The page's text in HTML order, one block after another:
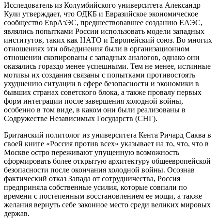
Исследователь из Колумбийского университета Александр
Кули утверждает, что ОДКБ и Евразийское экономическое
сообщество ЕврАзЭС, предшествовавшее созданию ЕАЭС,
являлись попытками России использовать модели западных
институтов, таких как НАТО и Европейский союз. Во многих
отношениях эти объединения были в организационном
отношении скопированы с западных аналогов, однако они
оказались гораздо менее успешными. Тем не менее, истинные
мотивы их создания связаны с попытками противостоять
ухудшению ситуации в сфере безопасности и экономики в
бывших странах советского блока, а также провалу первых
форм интеграции после завершения холодной войны,
особенно в том виде, в каком они были реализованы в
Содружестве Независимых Государств (СНГ).
Британский политолог из университета Кента Ричард Саква в
своей книге «Россия против всех» указывает на то, что, что в
Москве остро переживают упущенную возможность
сформировать более открытую архитектуру общеевропейской
безопасности после окончания холодной войны. Осознав
фактический отказ Запада от сотрудничества, Россия
предприняла собственные усилия, которые совпали по
времени с постепенным восстановлением ее мощи, а также
желания вернуть себе законное место среди великих мировых
держав.